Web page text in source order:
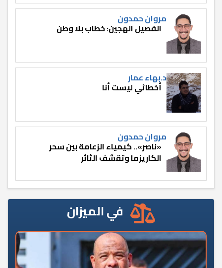
مروان حمدون
الفصيل الهجين: خطاب بلا وطن
د.بهاء عمار
أخطائي ليست أنا
مروان حمدون
«ناصر».. كيمياء الزعامة بين سحر
الكاريزما وتقشف الثائر
في الميزان